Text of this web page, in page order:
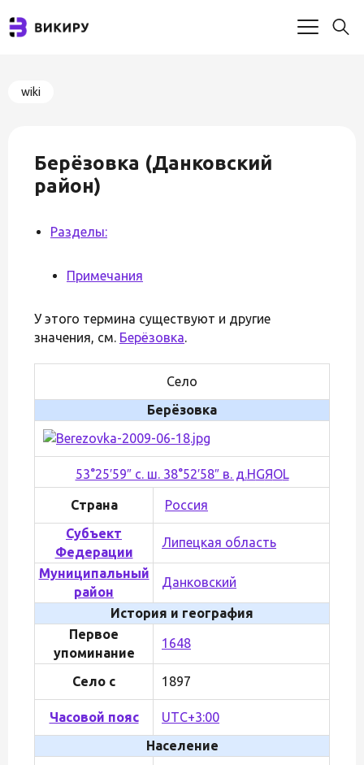
wiki
Берёзовка (Данковский
район)
Разделы:
Примечания
У этого термина существуют и другие
значения, см. Берёзовка.
Село
Берёзовка
53°25′59″ с. ш. 38°52′58″ в. д.HGЯOL
Страна
Россия
Субъект
Федерации
Липецкая область
Муниципальный
район
Данковский
История и география
Первое
упоминание
1648
Село с 1897
Часовой пояс
UTC+3:00
Население